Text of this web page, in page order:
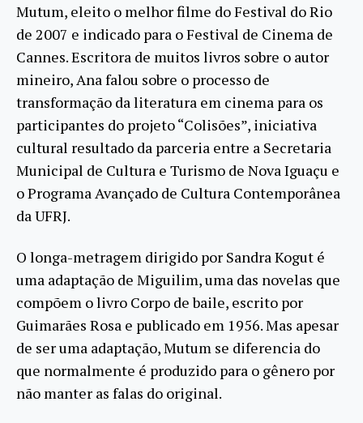
Mutum, eleito o melhor filme do Festival do Rio
de 2007 e indicado para o Festival de Cinema de
Cannes. Escritora de muitos livros sobre o autor
mineiro, Ana falou sobre o processo de
transformação da literatura em cinema para os
participantes do projeto “Colisões”, iniciativa
cultural resultado da parceria entre a Secretaria
Municipal de Cultura e Turismo de Nova Iguaçu e
o Programa Avançado de Cultura Contemporânea
da UFRJ.
O longa-metragem dirigido por Sandra Kogut é
uma adaptação de Miguilim, uma das novelas que
compõem o livro Corpo de baile, escrito por
Guimarães Rosa e publicado em 1956. Mas apesar
de ser uma adaptação, Mutum se diferencia do
que normalmente é produzido para o gênero por
não manter as falas do original.